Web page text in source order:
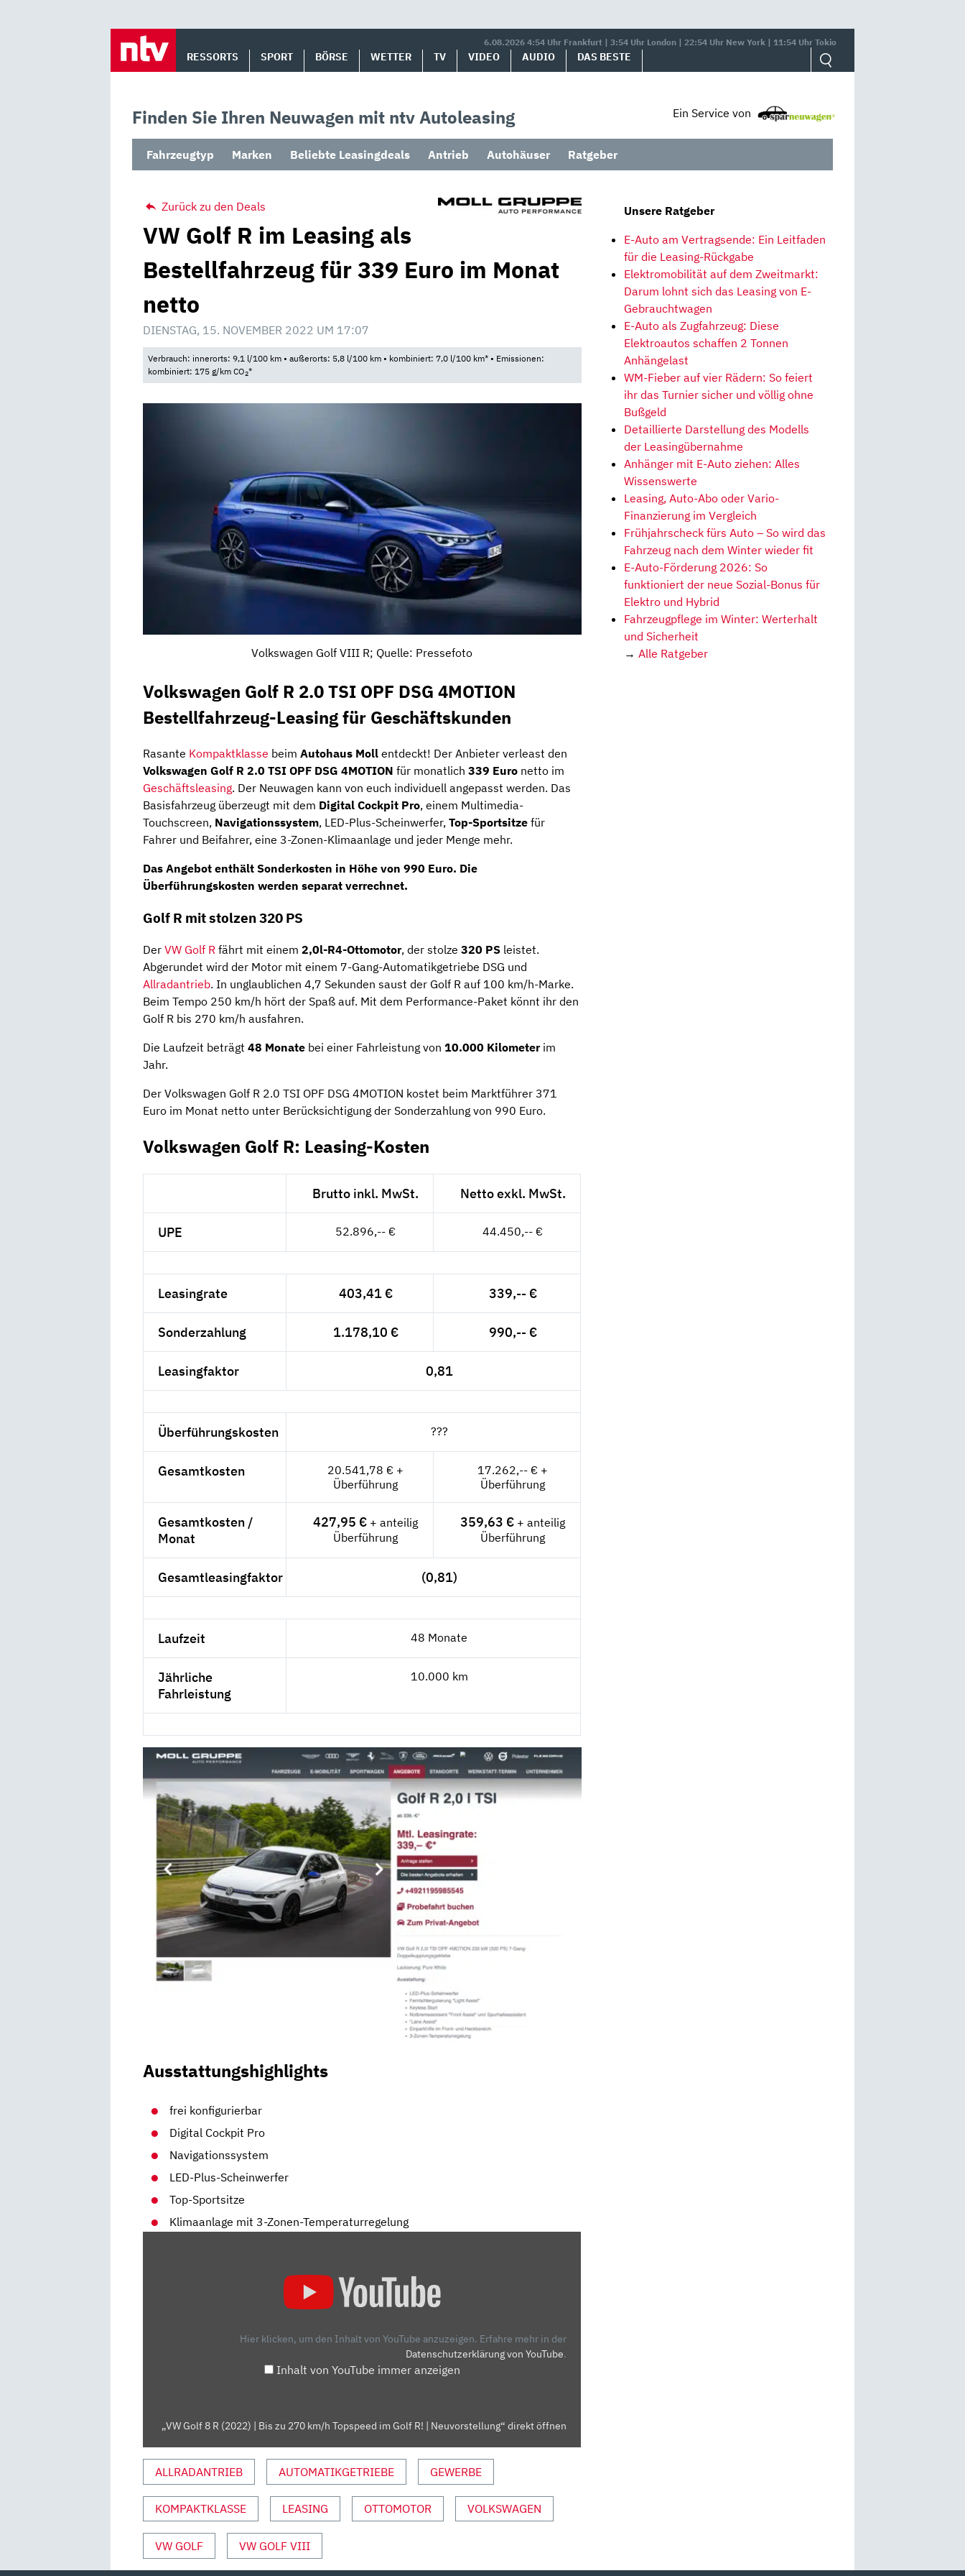
6.08.2026 4:54 Uhr Frankfurt | 3:54 Uhr London | 22:54 Uhr New York | 11:54 Uhr Tokio
RESSORTS SPORT BÖRSE WETTER TV VIDEO AUDIO DAS BESTE
Finden Sie Ihren Neuwagen mit ntv Autoleasing Ein Service von
Fahrzeugtyp Marken Beliebte Leasingdeals Antrieb Autohäuser Ratgeber
Zurück zu den Deals
VW Golf R im Leasing als
Bestellfahrzeug für 339 Euro im Monat
netto
DIENSTAG, 15. NOVEMBER 2022 UM 17:07
Verbrauch: innerorts: 9,1 l/100 km • außerorts: 5,8 l/100 km • kombiniert: 7,0 l/100 km* • Emissionen:
kombiniert: 175 g/km CO2*
Volkswagen Golf VIII R; Quelle: Pressefoto
Volkswagen Golf R 2.0 TSI OPF DSG 4MOTION
Bestellfahrzeug-Leasing für Geschäftskunden
Rasante Kompaktklasse beim Autohaus Moll entdeckt! Der Anbieter verleast den
Volkswagen Golf R 2.0 TSI OPF DSG 4MOTION für monatlich 339 Euro netto im
Geschäftsleasing. Der Neuwagen kann von euch individuell angepasst werden. Das
Basisfahrzeug überzeugt mit dem Digital Cockpit Pro, einem Multimedia-
Touchscreen, Navigationssystem, LED-Plus-Scheinwerfer, Top-Sportsitze für
Fahrer und Beifahrer, eine 3-Zonen-Klimaanlage und jeder Menge mehr.
Das Angebot enthält Sonderkosten in Höhe von 990 Euro. Die
Überführungskosten werden separat verrechnet.
Golf R mit stolzen 320 PS
Der VW Golf R fährt mit einem 2,0l-R4-Ottomotor, der stolze 320 PS leistet.
Abgerundet wird der Motor mit einem 7-Gang-Automatikgetriebe DSG und
Allradantrieb. In unglaublichen 4,7 Sekunden saust der Golf R auf 100 km/h-Marke.
Beim Tempo 250 km/h hört der Spaß auf. Mit dem Performance-Paket könnt ihr den
Golf R bis 270 km/h ausfahren.
Die Laufzeit beträgt 48 Monate bei einer Fahrleistung von 10.000 Kilometerim
Jahr.
Der Volkswagen Golf R 2.0 TSI OPF DSG 4MOTION kostet beim Marktführer 371
Euro im Monat netto unter Berücksichtigung der Sonderzahlung von 990 Euro.
Volkswagen Golf R: Leasing-Kosten
Brutto inkl. MwSt. Netto exkl. MwSt.
UPE 52.896,-- € 44.450,-- €
Leasingrate 403,41 € 339,-- €
Sonderzahlung 1.178,10 € 990,-- €
Leasingfaktor 0,81
Überführungskosten ???
Gesamtkosten
20.541,78 € +
Überführung
17.262,-- € +
Überführung
Gesamtkosten /
Monat
427,95 € + anteilig
Überführung
359,63 € + anteilig
Überführung
Gesamtleasingfaktor (0,81)
Laufzeit 48 Monate
Jährliche
Fahrleistung
10.000 km
Ausstattungshighlights
frei konfigurierbar
Digital Cockpit Pro
Navigationssystem
LED-Plus-Scheinwerfer
Top-Sportsitze
Klimaanlage mit 3-Zonen-Temperaturregelung
GOLF
R!
NEUVORSTELLUNG“
VON
YOUTUBE
ANZEIGEN
Hier klicken, um den Inhalt von YouTube anzuzeigen. Erfahre mehr in der
Datenschutzerklärung von YouTube.
Inhalt von YouTube immer anzeigen
„VW Golf 8 R (2022) | Bis zu 270 km/h Topspeed im Golf R! | Neuvorstellung“ direkt öffnen
ALLRADANTRIEB AUTOMATIKGETRIEBE GEWERBE
KOMPAKTKLASSE LEASING OTTOMOTOR VOLKSWAGEN
VW GOLF VW GOLF VIII
Unsere Ratgeber
E-Auto am Vertragsende: Ein Leitfaden
für die Leasing-Rückgabe
Elektromobilität auf dem Zweitmarkt:
Darum lohnt sich das Leasing von E-
Gebrauchtwagen
E-Auto als Zugfahrzeug: Diese
Elektroautos schaffen 2 Tonnen
Anhängelast
WM-Fieber auf vier Rädern: So feiert
ihr das Turnier sicher und völlig ohne
Bußgeld
Detaillierte Darstellung des Modells
der Leasingübernahme
Anhänger mit E-Auto ziehen: Alles
Wissenswerte
Leasing, Auto-Abo oder Vario-
Finanzierung im Vergleich
Frühjahrscheck fürs Auto – So wird das
Fahrzeug nach dem Winter wieder fit
E-Auto-Förderung 2026: So
funktioniert der neue Sozial-Bonus für
Elektro und Hybrid
Fahrzeugpflege im Winter: Werterhalt
und Sicherheit
→ Alle Ratgeber